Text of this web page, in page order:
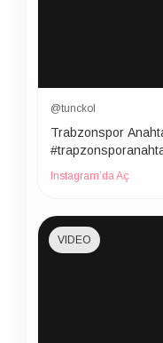
@tunckol
Trabzonspor
Instagram’da Aç
VIDEO